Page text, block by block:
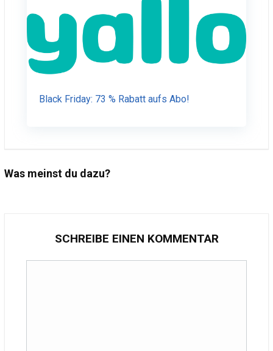
Black Friday: 73 % Rabatt aufs Abo!
Was meinst du dazu?
SCHREIBE EINEN KOMMENTAR